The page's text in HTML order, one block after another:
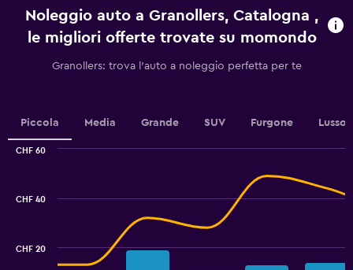
The
chart
values.
Range:
0
Noleggio auto a Granollers, Catalogna ,
le migliori offerte trovate su momondo
Granollers: trova l'auto a noleggio perfetta per te
Piccola Media Grande SUV Furgone Lusso
CHF 20
CHF 40
CHF 60